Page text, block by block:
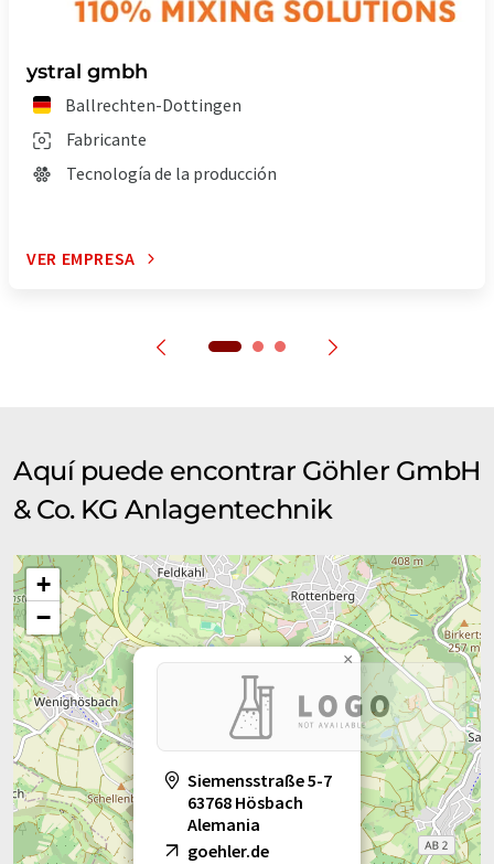
ystral gmbh
Ballrechten-Dottingen
Fabricante
Tecnología de la producción
VER EMPRESA
Aquí puede encontrar Göhler GmbH
& Co. KG Anlagentechnik
Siemensstraße 5-7
63768 Hösbach
Alemania
goehler.de
×
+
−